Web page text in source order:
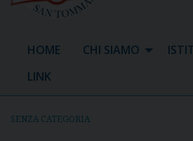
HOME CHI SIAMO
LINK
SENZA CATEGORIA